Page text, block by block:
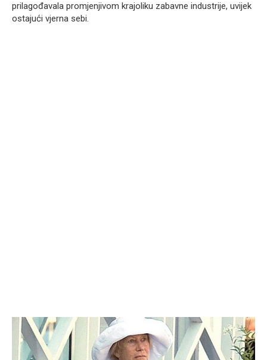
prilagođavala promjenjivom krajoliku zabavne industrije, uvijek
ostajući vjerna sebi.